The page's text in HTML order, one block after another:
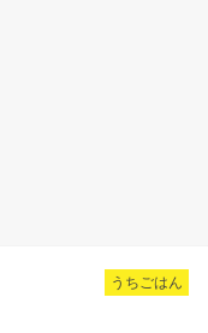
うちごはん